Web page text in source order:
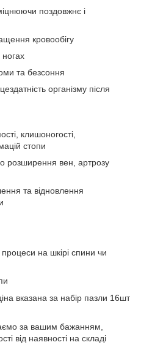
поздовжнє і
кровообігу
ногах
та безсоння
організму після
клишоногості,
стопи
розширення вен, артрозу
та відновлення
процеси на шкірі спини чи
вказана за набір пазли 16шт
за вашим бажанням,
від наявності на складі